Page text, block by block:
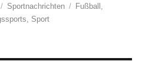
Kategorien
Sportnachrichten Schlagwörter
Fußball ,
, Sport